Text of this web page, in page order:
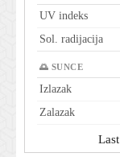
UV indeks
Sol. radijacija
🌅 SUNCE
Izlazak
Zalazak